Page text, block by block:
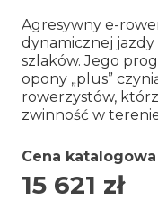
Agresywny e-
dynamicznej
szlaków. Jego
opony „plus”
rowerzystów,
zwinność w
Cena katalogowa
15 621 zł